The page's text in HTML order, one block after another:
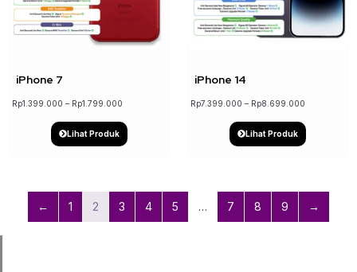
iPhone 7
Rp1.399.000 – Rp1.799.000
Lihat Produk
↓ 15%
iPhone 14
Rp7.399.000 – Rp8.699.000
Lihat Produk
← 1 2 3 4 5 … 7 8 9 →